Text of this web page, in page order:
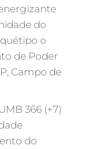
do
o
de Poder
Campo de
366 (+7)
do